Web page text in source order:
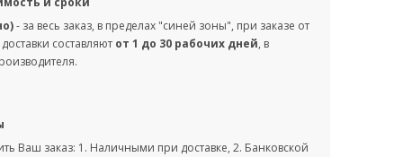
- за весь заказ, в пределах "синей зоны", при заказе от
составляют от 1 до 30 рабочих дней, в
Ваш заказ: 1. Наличными при доставке, 2. Банковской